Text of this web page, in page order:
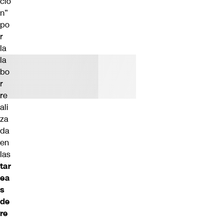
n”
po
r
la
la
bo
r
re
ali
za
da
en
las
tar
ea
s
de
re